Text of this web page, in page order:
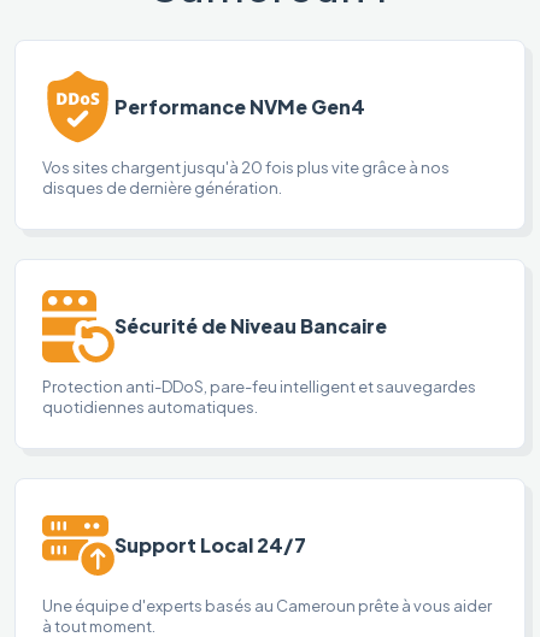
Performance NVMe Gen4
Vos sites chargent jusqu'à 20 fois plus vite grâce à nos
disques de dernière génération.
Sécurité de Niveau Bancaire
Protection anti-DDoS, pare-feu intelligent et sauvegardes
quotidiennes automatiques.
Support Local 24/7
Une équipe d'experts basés au Cameroun prête à vous aider
à tout moment.